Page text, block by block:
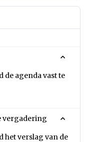
de agenda vast te
vergadering
het verslag van de